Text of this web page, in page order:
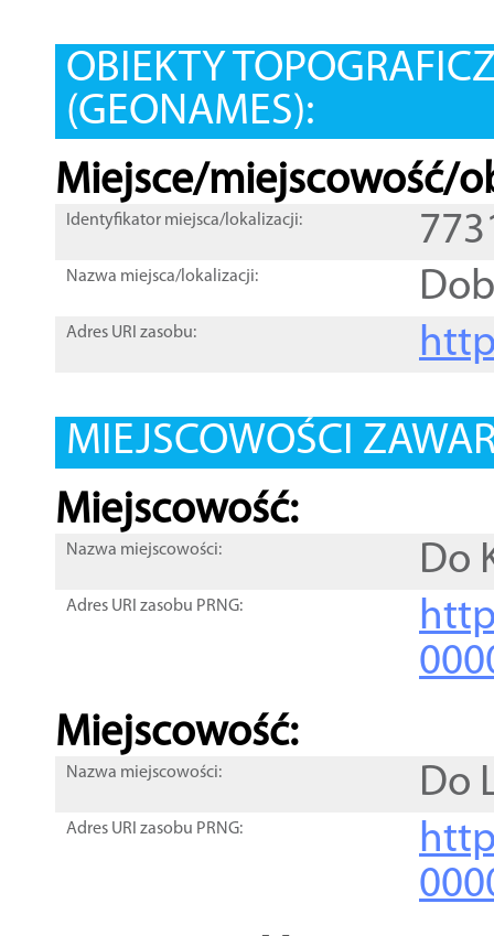
OBIEKTY
(GEONAMES):
Miejsce/miejscowość/
Identyfikator miejsca/lokalizacji:
Nazwa miejsca/lokalizacji:
Adres URI zasobu:
MIEJSCOWOŚCI
Miejscowość:
Nazwa miejscowości: Do
Adres URI zasobu PRNG:
Miejscowość:
Nazwa miejscowości: Do
Adres URI zasobu PRNG: